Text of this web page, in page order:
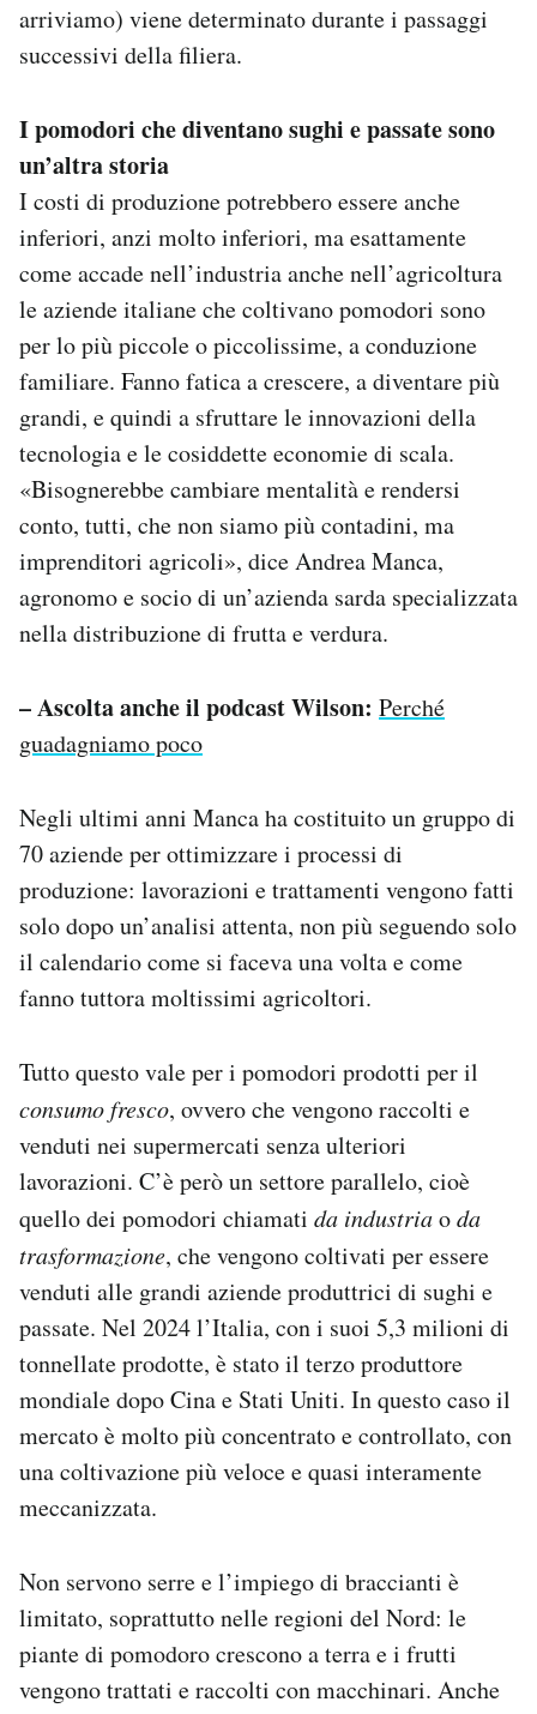
arriviamo) viene determinato durante i passaggi
successivi della filiera.
I pomodori che diventano sughi e passate sono
un’altra storia
I costi di produzione potrebbero essere anche
inferiori, anzi molto inferiori, ma esattamente
come accade nell’industria anche nell’agricoltura
le aziende italiane che coltivano pomodori sono
per lo più piccole o piccolissime, a conduzione
familiare. Fanno fatica a crescere, a diventare più
grandi, e quindi a sfruttare le innovazioni della
tecnologia e le cosiddette economie di scala.
«Bisognerebbe cambiare mentalità e rendersi
conto, tutti, che non siamo più contadini, ma
imprenditori agricoli», dice Andrea Manca,
agronomo e socio di un’azienda sarda specializzata
nella distribuzione di frutta e verdura.
– Ascolta anche il podcast Wilson: Perché
guadagniamo poco
Negli ultimi anni Manca ha costituito un gruppo di
70 aziende per ottimizzare i processi di
produzione: lavorazioni e trattamenti vengono fatti
solo dopo un’analisi attenta, non più seguendo solo
il calendario come si faceva una volta e come
fanno tuttora moltissimi agricoltori.
Tutto questo vale per i pomodori prodotti per il
consumo fresco, ovvero che vengono raccolti e
venduti nei supermercati senza ulteriori
lavorazioni. C’è però un settore parallelo, cioè
quello dei pomodori chiamati da industriaoda
trasformazione, che vengono coltivati per essere
venduti alle grandi aziende produttrici di sughi e
passate. Nel 2024 l’Italia, con i suoi 5,3 milioni di
tonnellate prodotte, è stato il terzo produttore
mondiale dopo Cina e Stati Uniti. In questo caso il
mercato è molto più concentrato e controllato, con
una coltivazione più veloce e quasi interamente
meccanizzata.
Non servono serre e l’impiego di braccianti è
limitato, soprattutto nelle regioni del Nord: le
piante di pomodoro crescono a terra e i frutti
vengono trattati e raccolti con macchinari. Anche